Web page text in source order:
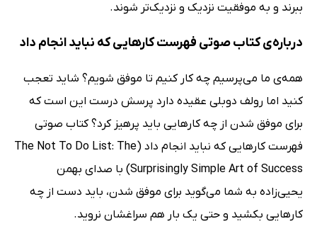
ببرند و به موفقیت نزدیک و نزدیک‌تر شوند.
درباره‌ی کتاب صوتی فهرست کارهایی که نباید انجام داد
همه‌ی ما می‌پرسیم چه کار کنیم تا موفق شویم؟ شاید تعجب
کنید اما رولف دوبلی عقیده دارد پرسش درست این است که
برای موفق شدن از چه کارهایی باید پرهیز کرد؟ کتاب صوتی
فهرست کارهایی که نباید انجام داد (The Not To Do List: The
Surprisingly Simple Art of Success) با صدای بهمن
یحیی‌زاده به شما می‌گوید برای موفق شدن، باید دست از چه
کارهایی بکشید و حتی یک بار هم سراغشان نروید.